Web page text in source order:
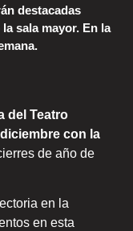
destacadas
sala mayor. En la
del Teatro
con la
de año de
en la
en esta